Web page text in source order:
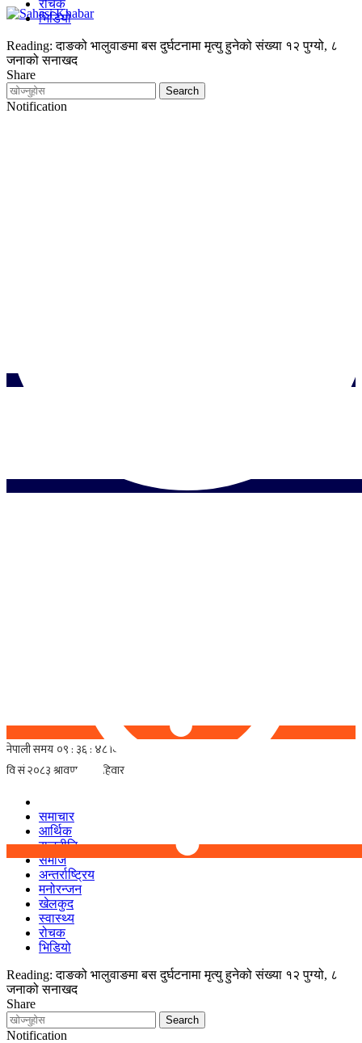
समाचार
आर्थिक
राजनीति
समाज
अन्तर्राष्ट्रिय
मनोरन्जन
खेलकुद
स्वास्थ्य
रोचक
भिडियो
Reading: दाङको भालुवाङमा बस दुर्घटनामा मृत्यु हुनेको संख्या १२ पुग्यो, ८
जनाको सनाखद
Share
Notification
रोचक
भिडियो
Reading: दाङको भालुवाङमा बस दुर्घटनामा मृत्यु हुनेको संख्या १२ पुग्यो, ८
जनाको सनाखद
Share
Notification